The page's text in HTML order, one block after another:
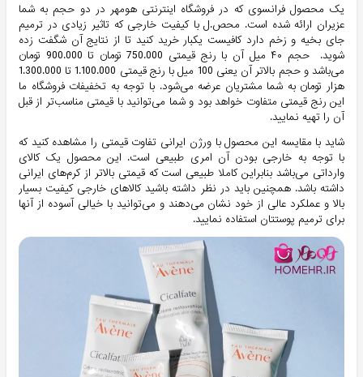
یک محصول فرانسوی که در فروشگاه اینترنتی هومهر در دو حجم به شما
عزیران ارائه شده است. محص.ل با کیفیت خارجی که تاثیر زیادی در ترمیم
جای بخیه و زخم دارد کافیست یکبار خرید کنید تا از نتایج آن شگفت زده
شوید. حجم ۴۰ میل آن با رنج قیمتی 750.000 تومان تا 900.000 تومان
می‌باشد و حجم بالاتر آن یعنی 100 میل با رنج قیمتی 1.100.000 تا 1.300.000
هزار تومان به شما مشتریان عرضه می‌شود. با توجه به تخفیفات فروشگاه ما
این رنج قیمتی متفاوت خواهد بود و شما می‌توانید با قیمتی مناسب‌تر از قبل
آن را تهیه نمایید.
شاید با مقایسه این محصول با ورژن ایرانی تفاوت قیمتی را مشاهده کنید که
با توجه به خارجی بودن آن امری طبیعی است. این محصول یک کالای
وارداتی می‌باشد بنابراین کاملا طبیعی است که قیمتی بالاتر از کرم‌های ایرانی
داشته باشد. همچنین باید در نظر داشته باشید کالاهای خارجی کیفیت بسیار
بالا و عملکرد عالی از خود نشان می‌دهند و می‌توانید با خیالی آسوده از آنها
برای ترمیم پوستتان استفاده نمایید.